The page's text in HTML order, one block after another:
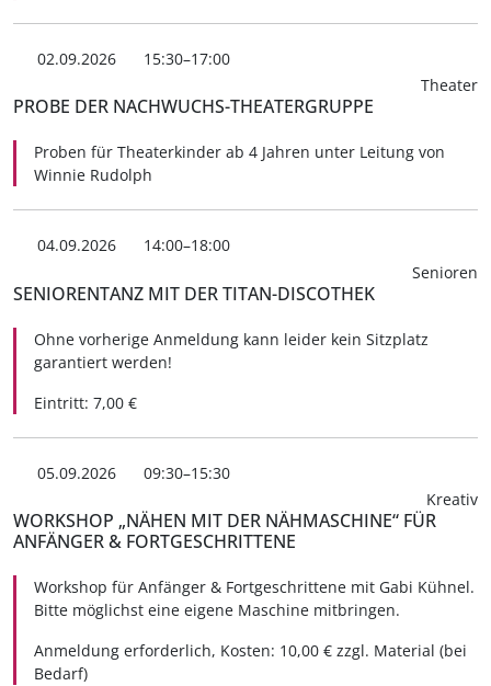
02.09.2026
15:30–17:00
Theater
PROBE DER NACHWUCHS-THEATERGRUPPE
Proben für Theaterkinder ab 4 Jahren unter Leitung von
Winnie Rudolph
04.09.2026
14:00–18:00
Senioren
SENIORENTANZ MIT DER TITAN-DISCOTHEK
Ohne vorherige Anmeldung kann leider kein Sitzplatz
garantiert werden!
Eintritt: 7,00 €
05.09.2026
09:30–15:30
Kreativ
WORKSHOP „NÄHEN MIT DER NÄHMASCHINE“ FÜR
ANFÄNGER & FORTGESCHRITTENE
Workshop für Anfänger & Fortgeschrittene mit Gabi Kühnel.
Bitte möglichst eine eigene Maschine mitbringen.
Anmeldung erforderlich, Kosten: 10,00 € zzgl. Material (bei
Bedarf)